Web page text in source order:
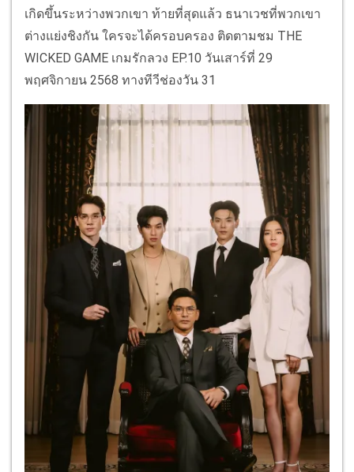
เกิดขึ้นระหว่างพวกเขา ท้ายที่สุดแล้ว ธนาเวชที่พวกเขา
ต่างแย่งชิงกัน ใครจะได้ครอบครอง ติดตามชม THE
WICKED GAME เกมรักลวง EP.10 วันเสาร์ที่ 29
พฤศจิกายน 2568 ทางทีวีช่องวัน 31